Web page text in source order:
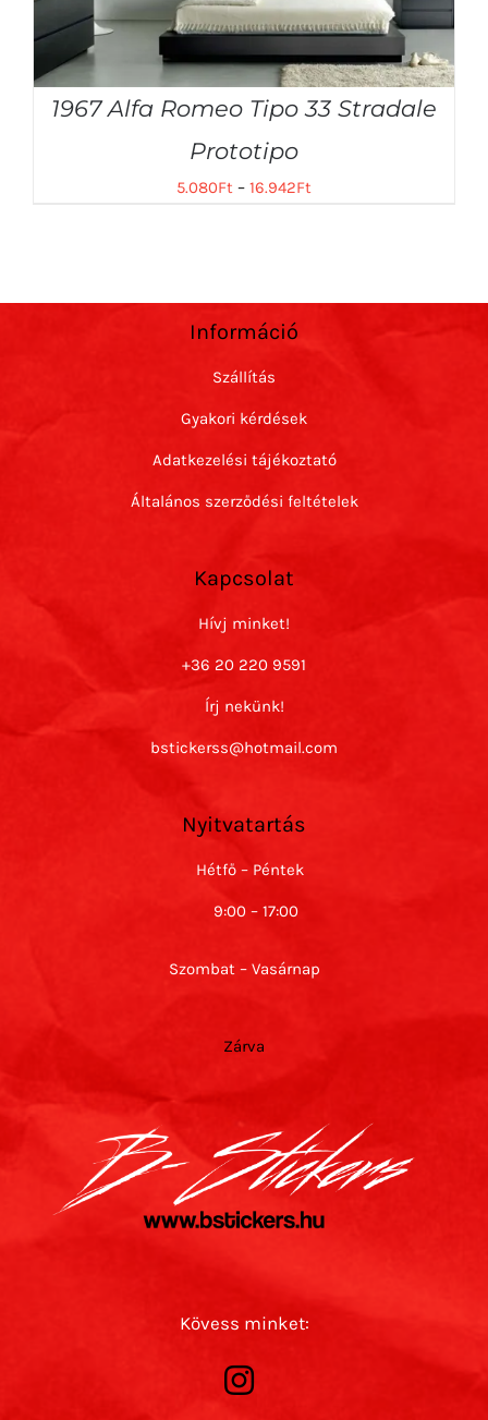
1967 Alfa Romeo Tipo 33 Stradale
Prototipo
5.080Ft – 16.942Ft
Információ
Szállítás
Gyakori kérdések
Adatkezelési tájékoztató
Általános szerződési feltételek
Kapcsolat
Hívj minket!
+36 20 220 9591
Írj nekünk!
bstickerss@hotmail.com
Nyitvatartás
Hétfő – Péntek
9:00 – 17:00
Szombat – Vasárnap
Zárva
Kövess minket: